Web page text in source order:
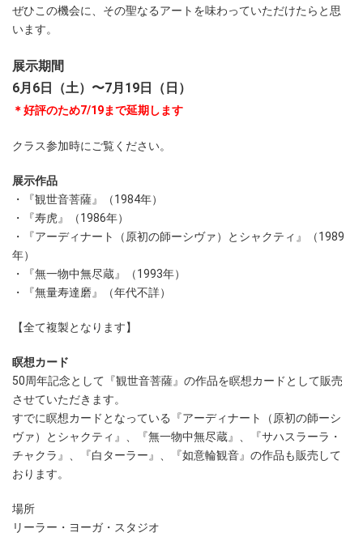
ぜひこの機会に、その聖なるアートを味わっていただけたらと思
います。
展示期間
6月6日（土）〜7月19日（日）
＊好評のため7/19まで延期します
クラス参加時にご覧ください。
展示作品
・『観世音菩薩』（1984年）
・『寿虎』（1986年）
・『アーディナート（原初の師ーシヴァ）とシャクティ』（1989
年）
・『無一物中無尽蔵』（1993年）
・『無量寿達磨』（年代不詳）
【全て複製となります】
瞑想カード
50周年記念として『観世音菩薩』の作品を瞑想カードとして販売
させていただきます。
すでに瞑想カードとなっている『アーディナート（原初の師ーシ
ヴァ）とシャクティ』、『無一物中無尽蔵』、『サハスラーラ・
チャクラ』、『白ターラー』、『如意輪観音』の作品も販売して
おります。
場所
リーラー・ヨーガ・スタジオ